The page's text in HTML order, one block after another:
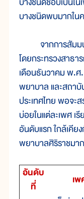
บางชนิดพบมากใน
จากการสัมมนา
โดยกระทรวงสาธ
เดือนธันวาคม พ.ศ
พยาบาล และสถาบั
ประเทศไทย พอจะ
บ่อยในแต่ละเพศ เ
อันดับแรก ใกล้เคีย
พยาบาลศิริราชมา
อันดับ
ที่
เ